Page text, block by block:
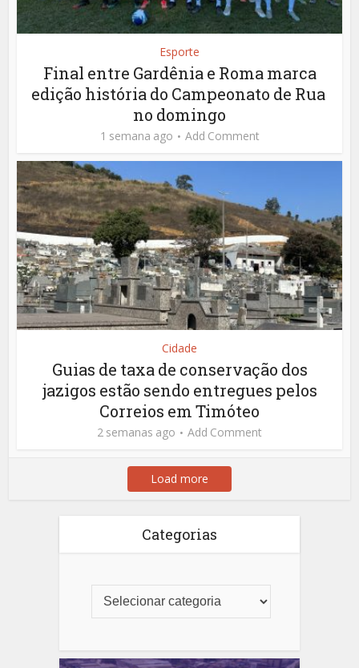
Esporte
Final entre Gardênia e Roma marca
edição história do Campeonato de Rua
no domingo
1 semana ago Add Comment
Cidade
Guias de taxa de conservação dos
jazigos estão sendo entregues pelos
Correios em Timóteo
2 semanas ago Add Comment
Load more
Categorias